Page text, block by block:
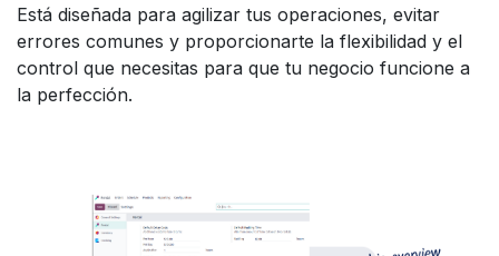
Está diseñada para agilizar tus operaciones, evitar
errores comunes y proporcionarte la flexibilidad y el
control que necesitas para que tu negocio funcione a
la perfección.